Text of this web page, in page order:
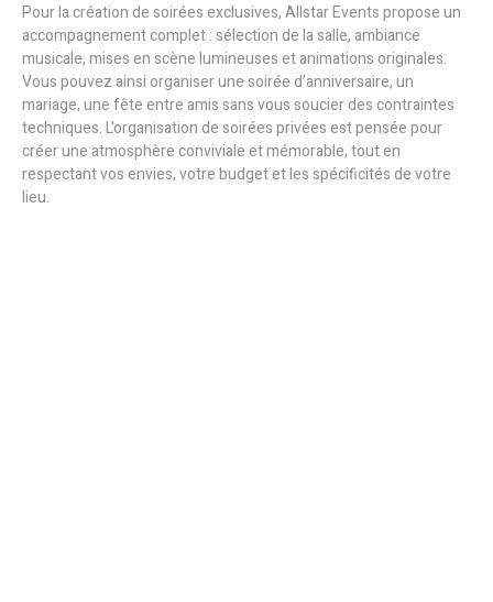
Pour la création de soirées exclusives, Allstar Events propose un
accompagnement complet : sélection de la salle, ambiance
musicale, mises en scène lumineuses et animations originales.
Vous pouvez ainsi organiser une soirée d’anniversaire, un
mariage, une fête entre amis sans vous soucier des contraintes
techniques. L'organisation de soirées privées est pensée pour
créer une atmosphère conviviale et mémorable, tout en
respectant vos envies, votre budget et les spécificités de votre
lieu.